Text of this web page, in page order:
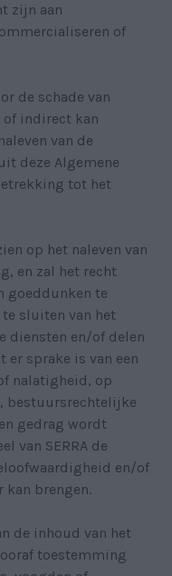
zijn aan
of
de schade van
of indirect kan
van de
deze Algemene
tot het
op het naleven van
en zal het recht
goeddunken te
sluiten van het
diensten en/of delen
er sprake is van een
nalatigheid, op
bestuursrechtelijke
gedrag wordt
van SERRA de
en/of
kan brengen.
de inhoud van het
toestemming